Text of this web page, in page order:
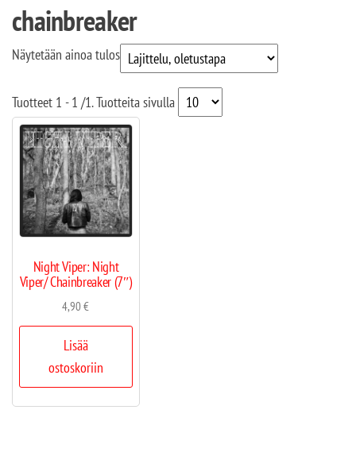
chainbreaker
Näytetään ainoa tulos
Tuotteet 1 - 1 /1. Tuotteita sivulla
Night Viper: Night
Viper/ Chainbreaker (7″)
4,90€
Lisää
ostoskoriin